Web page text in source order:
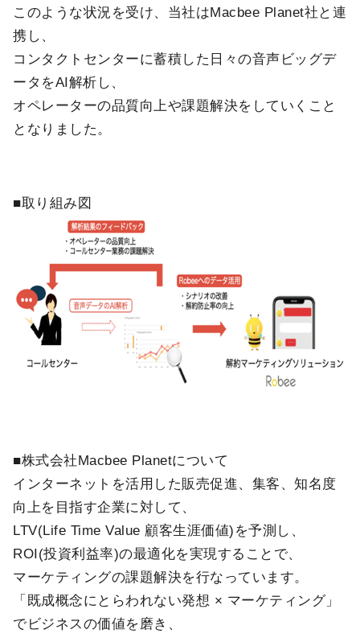
このような状況を受け、当社はMacbee Planet社と連
携し、
コンタクトセンターに蓄積した日々の音声ビッグデ
ータをAI解析し、
オペレーターの品質向上や課題解決をしていくこと
となりました。
■取り組み図
■株式会社Macbee Planetについて
インターネットを活用した販売促進、集客、知名度
向上を目指す企業に対して、
LTV(Life Time Value 顧客生涯価値)を予測し、
ROI(投資利益率)の最適化を実現することで、
マーケティングの課題解決を行なっています。
「既成概念にとらわれない発想 × マーケティング」
でビジネスの価値を磨き、